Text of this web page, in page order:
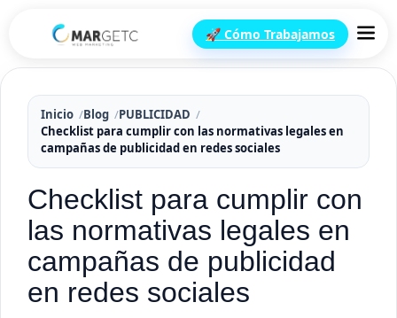
🚀 Cómo Trabajamos
Inicio Blog
PUBLICIDAD
Checklist para cumplir con las normativas legales en
campañas de publicidad en redes sociales
Checklist para cumplir con
las normativas legales en
campañas de publicidad
en redes sociales